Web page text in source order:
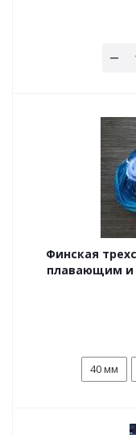
Финская
плавающим и
40 мм